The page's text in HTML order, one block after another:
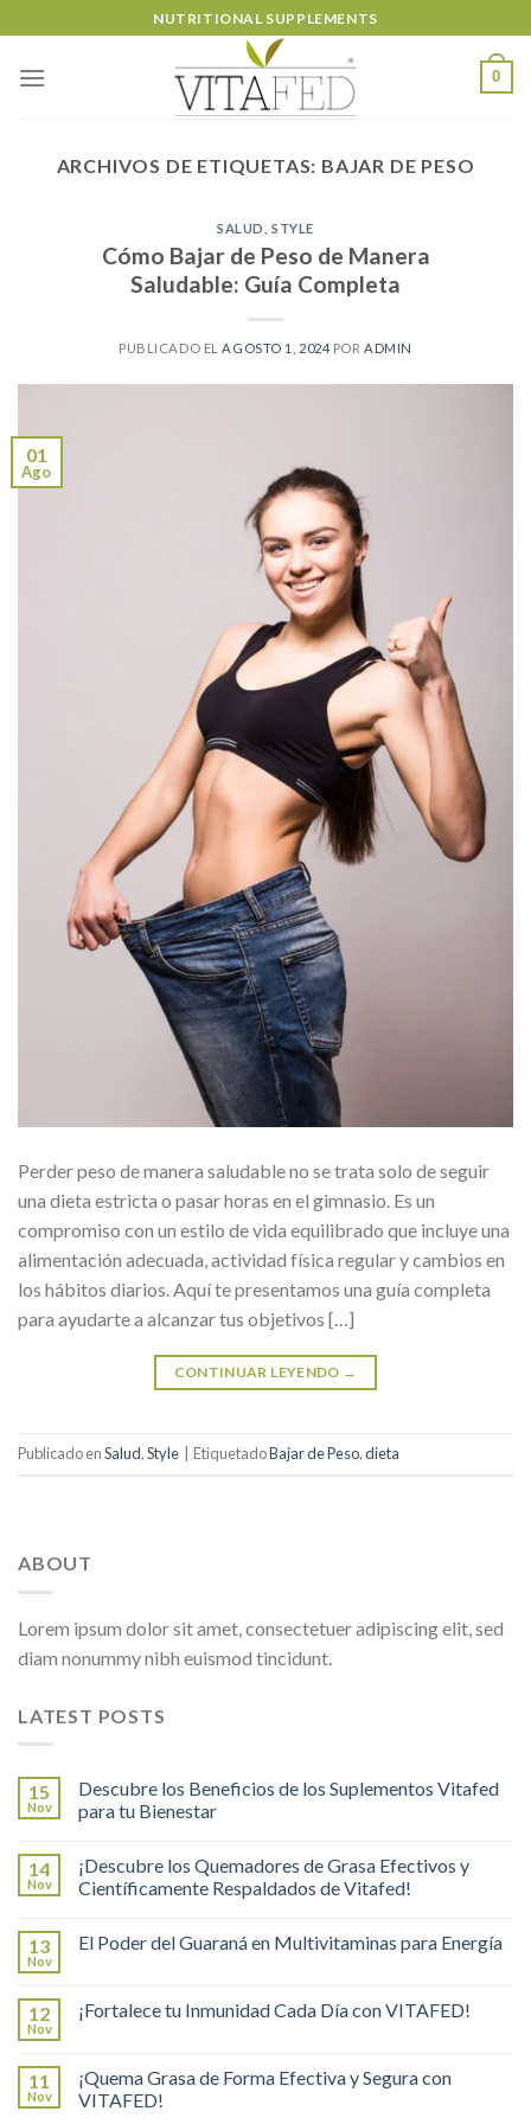
to
content
NUTRITIONAL SUPPLEMENTS
0
ARCHIVOS DE ETIQUETAS: BAJAR DE PESO
SALUD ,STYLE
Cómo Bajar de Peso de Manera
Saludable: Guía Completa
PUBLICADO EL AGOSTO 1, 2024 POR ADMIN
01
Ago
Perder peso de manera saludable no se trata solo de seguir
una dieta estricta o pasar horas en el gimnasio. Es un
compromiso con un estilo de vida equilibrado que incluye una
alimentación adecuada, actividad física regular y cambios en
los hábitos diarios. Aquí te presentamos una guía completa
para ayudarte a alcanzar tus objetivos […]
CONTINUAR LEYENDO →
Publicado enSalud,Style EtiquetadoBajar de Peso,dieta
ABOUT
Lorem ipsum dolor sit amet, consectetuer adipiscing elit, sed
diam nonummy nibh euismod tincidunt.
LATEST POSTS
15
Nov
Descubre los Beneficios de los Suplementos Vitafed
para tu Bienestar
14
Nov
¡Descubre los Quemadores de Grasa Efectivos y
Científicamente Respaldados de Vitafed!
13
Nov
El Poder del Guaraná en Multivitaminas para Energía
12
Nov
¡Fortalece tu Inmunidad Cada Día con VITAFED!
11
Nov
¡Quema Grasa de Forma Efectiva y Segura con
VITAFED!